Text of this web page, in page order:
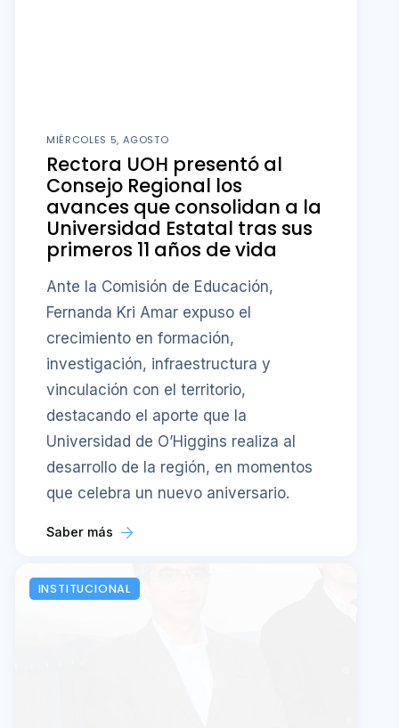
MIÉRCOLES 5, AGOSTO
Rectora UOH presentó al
Consejo Regional los
avances que consolidan a la
Universidad Estatal tras sus
primeros 11 años de vida
Ante la Comisión de Educación,
Fernanda Kri Amar expuso el
crecimiento en formación,
investigación, infraestructura y
vinculación con el territorio,
destacando el aporte que la
Universidad de O’Higgins realiza al
desarrollo de la región, en momentos
que celebra un nuevo aniversario.
Saber más
INSTITUCIONAL